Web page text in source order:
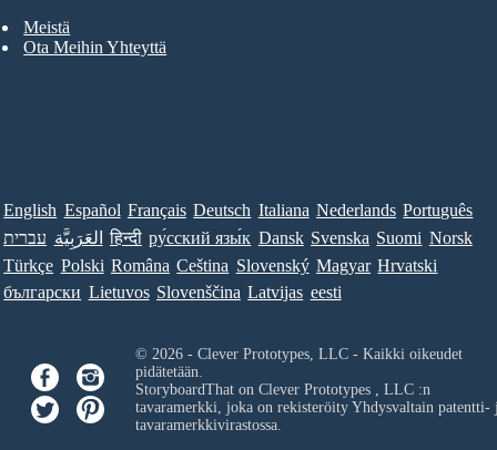
Meistä
Ota Meihin Yhteyttä
English Español Français Deutsch Italiana Nederlands Português
עברית العَرَبِيَّة हिन्दी ру́сский язы́к Dansk Svenska Suomi Norsk
Türkçe Polski Româna Ceština Slovenský Magyar Hrvatski
български Lietuvos Slovenščina Latvijas eesti
© 2026 - Clever Prototypes, LLC - Kaikki oikeudet
pidätetään.
StoryboardThat on Clever Prototypes , LLC:n
tavaramerkki, joka on rekisteröity Yhdysvaltain patentti-
tavaramerkkivirastossa.